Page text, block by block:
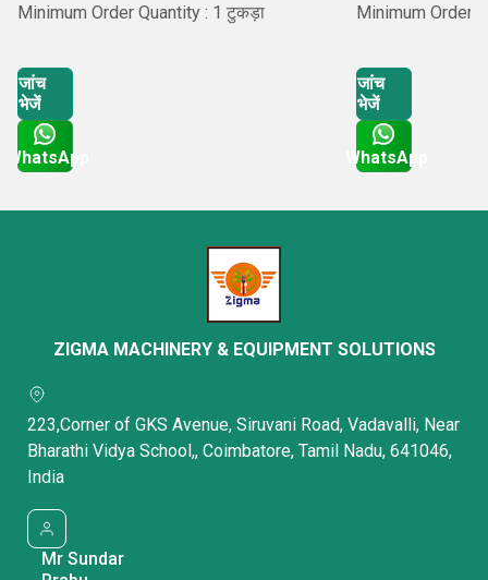
Minimum Order Quantity : 1 टुकड़ा
जांच
भेजें
WhatsApp
Minimum Order
जांच
भेजें
WhatsApp
ZIGMA MACHINERY & EQUIPMENT SOLUTIONS
223,Corner of GKS Avenue, Siruvani Road, Vadavalli, Near
Bharathi Vidya School,, Coimbatore, Tamil Nadu, 641046,
India
Mr Sundar